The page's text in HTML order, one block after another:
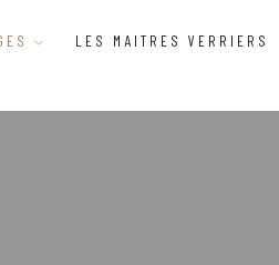
LES MAITRES VERRIERS